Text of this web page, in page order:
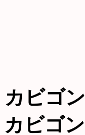
カビゴン
カビゴン